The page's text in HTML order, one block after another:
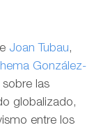
Joan Tubau,
González-
sobre las
globalizado,
entre los